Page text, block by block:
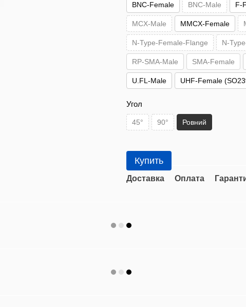
BNC-Female BNC-Male F-
MCX-Male MMCX-Female
N-Type-Female-Flange N-
RP-SMA-Male SMA-Female
U.FL-Male UHF-Female
Угол
45° 90° Ровний
Купить
Доставка Оплата